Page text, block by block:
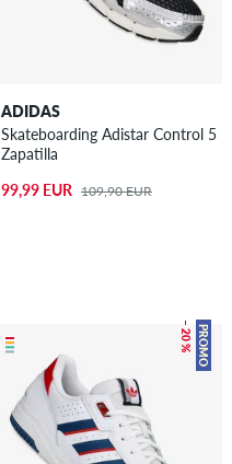
ADIDAS
Skateboarding Adistar Control 5
Zapatilla
99,99 EUR 109,90 EUR
PROMO
– 20 %